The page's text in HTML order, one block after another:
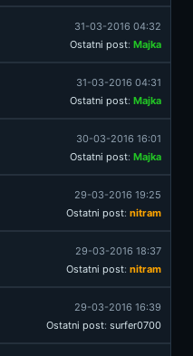
31-03-2016 04:32
Ostatni post: Majka
31-03-2016 04:31
Ostatni post: Majka
30-03-2016 16:01
Ostatni post: Majka
29-03-2016 19:25
Ostatni post: nitram
29-03-2016 18:37
Ostatni post: nitram
29-03-2016 16:39
Ostatni post: surfer0700